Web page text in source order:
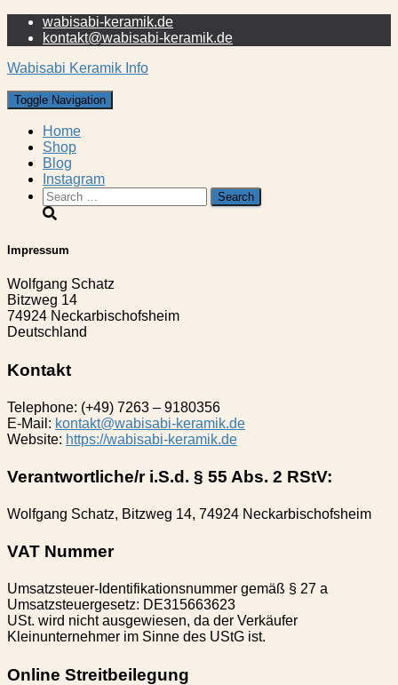
wabisabi-keramik.de
kontakt@wabisabi-keramik.de
Wabisabi Keramik Info
Toggle Navigation
Home
Shop
Blog
Instagram
Search
for:
Impressum
Wolfgang Schatz
Bitzweg 14
74924 Neckarbischofsheim
Deutschland
Kontakt
Telephone: (+49) 7263 – 9180356
E-Mail: kontakt@wabisabi-keramik.de
Website: https://wabisabi-keramik.de
Verantwortliche/r i.S.d. § 55 Abs. 2 RStV:
Wolfgang Schatz, Bitzweg 14, 74924 Neckarbischofsheim
VAT Nummer
Umsatzsteuer-Identifikationsnummer gemäß § 27 a
Umsatzsteuergesetz: DE315663623
USt. wird nicht ausgewiesen, da der Verkäufer
Kleinunternehmer im Sinne des UStG ist.
Online Streitbeilegung